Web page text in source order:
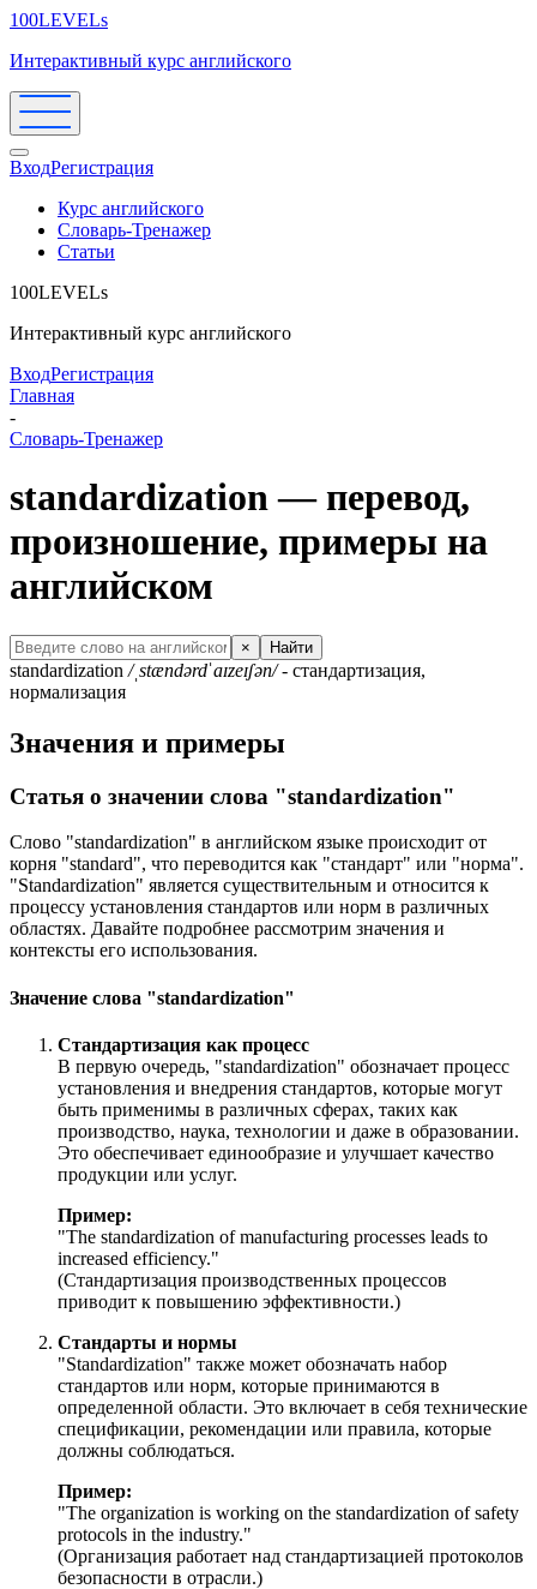
100LEVELs
Интерактивный курс английского
ВходРегистрация
Курс английского
Словарь-Тренажер
Статьи
100LEVELs
Интерактивный курс английского
ВходРегистрация
Главная
-
Словарь-Тренажер
standardization — перевод,
произношение, примеры на
английском
× Найти
standardization /ˌstændərdˈaɪzeɪʃən/- стандартизация,
нормализация
Значения и примеры
Статья о значении слова "standardization"
Слово "standardization" в английском языке происходит от
корня "standard", что переводится как "стандарт" или "норма".
"Standardization" является существительным и относится к
процессу установления стандартов или норм в различных
областях. Давайте подробнее рассмотрим значения и
контексты его использования.
Значение слова "standardization"
Стандартизация как процесс
В первую очередь, "standardization" обозначает процесс
установления и внедрения стандартов, которые могут
быть применимы в различных сферах, таких как
производство, наука, технологии и даже в образовании.
Это обеспечивает единообразие и улучшает качество
продукции или услуг.
Пример:
"The standardization of manufacturing processes leads to
increased efficiency."
(Стандартизация производственных процессов
приводит к повышению эффективности.)
Стандарты и нормы
"Standardization" также может обозначать набор
стандартов или норм, которые принимаются в
определенной области. Это включает в себя технические
спецификации, рекомендации или правила, которые
должны соблюдаться.
Пример:
"The organization is working on the standardization of safety
protocols in the industry."
(Организация работает над стандартизацией протоколов
безопасности в отрасли.)